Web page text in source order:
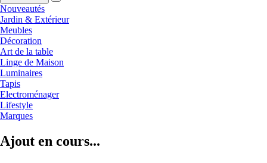
Nouveautés
Jardin & Extérieur
Meubles
Décoration
Art de la table
Linge de Maison
Luminaires
Tapis
Electroménager
Lifestyle
Marques
Ajout en cours...